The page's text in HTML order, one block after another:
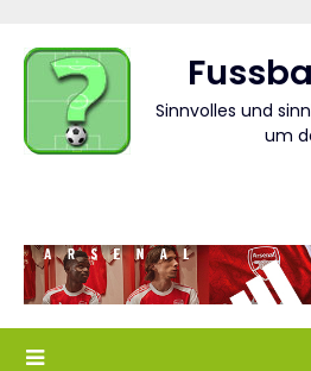
content
Sinnvolles und
um